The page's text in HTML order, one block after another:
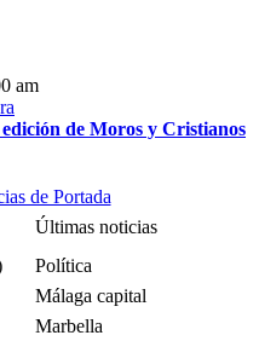
am
de Moros y Cristianos
de Portada
Últimas noticias
Política
Málaga capital
Marbella